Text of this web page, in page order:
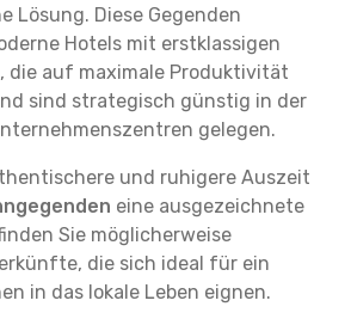
Lösung. Diese Gegenden
Hotels mit erstklassigen
die auf maximale Produktivität
sind strategisch günstig in der
gelegen.
und ruhigere Auszeit
eine ausgezeichnete
Sie möglicherweise
die sich ideal für ein
in das lokale Leben eignen.